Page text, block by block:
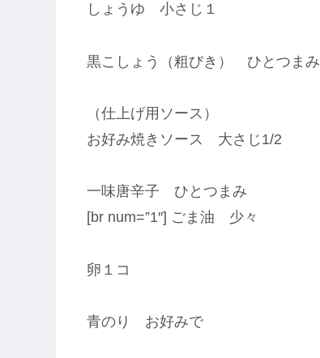
しょうゆ 小さじ１
黒こしょう（粗びき） ひとつまみ
（仕上げ用ソース）
お好み焼きソース 大さじ1/2
一味唐辛子 ひとつまみ
[br num=”1″] ごま油 少々
卵１コ
青のり お好みで